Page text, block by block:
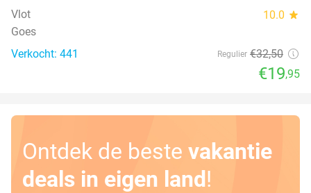
Vlot 10.0 star
Goes
Verkocht: 441
Regulier €32,50
€19,95
Ontdek de beste vakantie
deals in eigen land!